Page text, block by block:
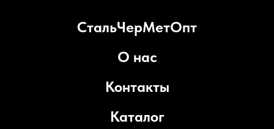
СтальЧерМетОпт
О нас
Контакты
Каталог